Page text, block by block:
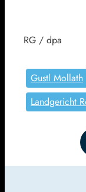
RG / dpa
Gustl Mollath
Landgericht